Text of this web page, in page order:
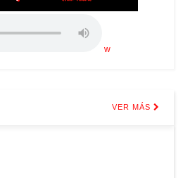
w
VER MÁS